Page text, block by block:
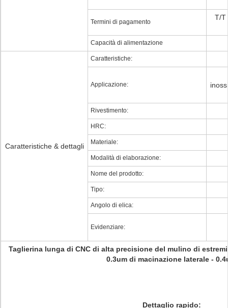
Termini di pagamento
T/T
Capacità di alimentazione
Caratteristiche & dettagli
Caratteristiche:
Applicazione:
Rivestimento:
HRC:
Materiale:
Modalità di elaborazione:
Nome del prodotto:
Tipo:
Angolo di elica:
Evidenziare:
Taglierina lunga di CNC di alta precisione del mulino di
0.3um di macinazione laterale -
Dettaglio rapido: